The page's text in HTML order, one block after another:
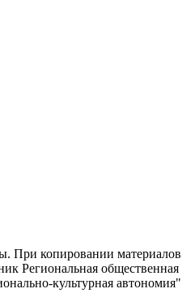
копировании материалов
Региональная общественная
культурная автономия"